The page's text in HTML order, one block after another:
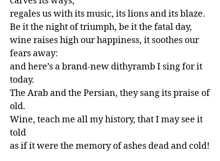
regales us with its music, its lions and its blaze.
Be it the night of triumph, be it the fatal day,
wine raises high our happiness, it soothes our
fears away:
and here’s a brand-new dithyramb I sing for it
today.
The Arab and the Persian, they sang its praise of
old.
Wine, teach me all my history, that I may see it
told
as if it were the memory of ashes dead and cold!